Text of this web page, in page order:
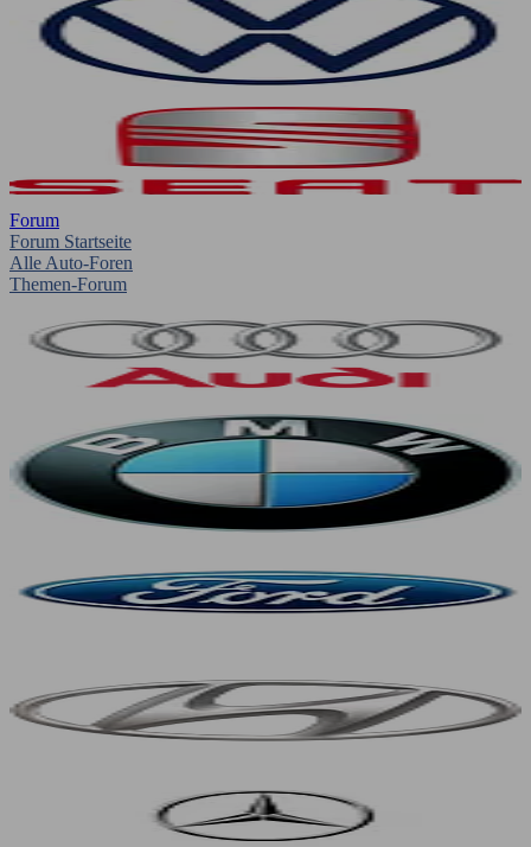
Forum
Forum Startseite
Alle Auto-Foren
Themen-Forum